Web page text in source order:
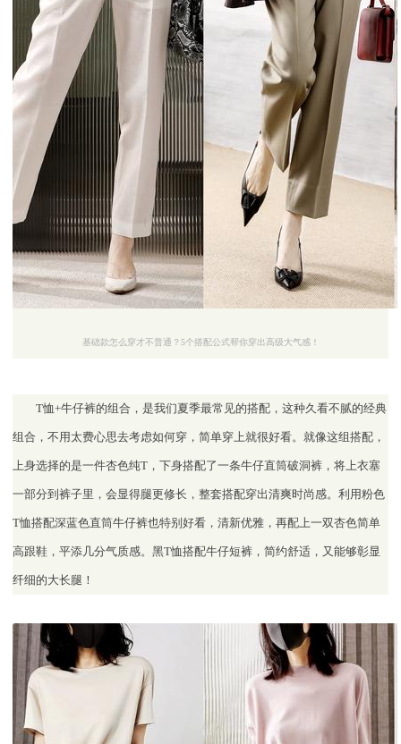
基础款怎么穿才不普通？5个搭配公式帮你穿出高级大气感！
T恤+牛仔裤的组合，是我们夏季最常见的搭配，这种久看不腻的经典
组合，不用太费心思去考虑如何穿，简单穿上就很好看。就像这组搭配，
上身选择的是一件杏色纯T，下身搭配了一条牛仔直筒破洞裤，将上衣塞
一部分到裤子里，会显得腿更修长，整套搭配穿出清爽时尚感。利用粉色
T恤搭配深蓝色直筒牛仔裤也特别好看，清新优雅，再配上一双杏色简单
高跟鞋，平添几分气质感。黑T恤搭配牛仔短裤，简约舒适，又能够彰显
纤细的大长腿！